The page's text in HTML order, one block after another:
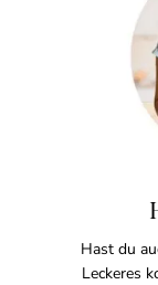
Hast du
Leckeres